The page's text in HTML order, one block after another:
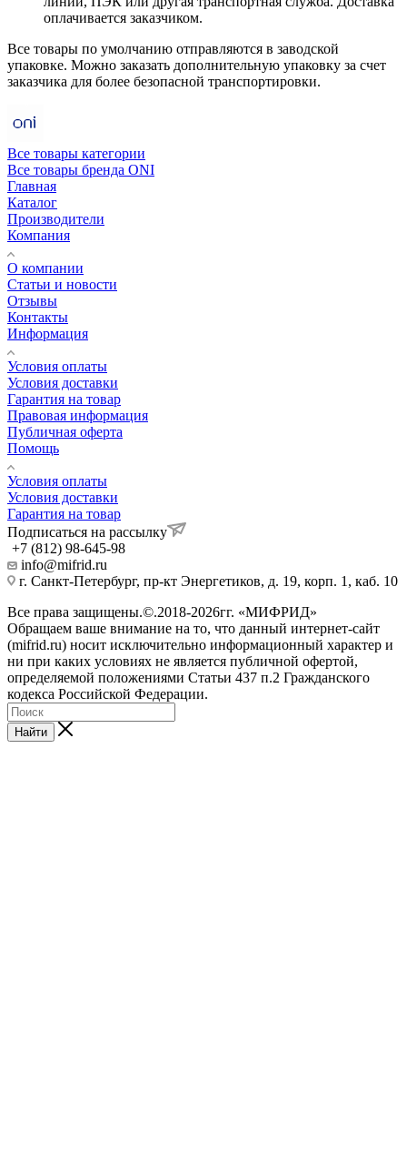
оплачивается заказчиком.
Все товары по умолчанию отправляются в заводской
упаковке. Можно заказать дополнительную упаковку за счет
заказчика для более безопасной транспортировки.
Все товары категории
Все товары бренда ONI
Главная
Каталог
Производители
Компания
О компании
Статьи и новости
Отзывы
Контакты
Информация
Условия оплаты
Условия доставки
Гарантия на товар
Правовая информация
Публичная оферта
Помощь
Условия оплаты
Условия доставки
Гарантия на товар
Подписаться на рассылку
+7 (812) 98-645-98
info@mifrid.ru
г. Санкт-Петербург, пр-кт Энергетиков, д. 19, корп. 1, каб. 10
Все права защищены.©.2018-2026гг. «МИФРИД»
Обращаем ваше внимание на то, что данный интернет-сайт
(mifrid.ru) носит исключительно информационный характер и
ни при каких условиях не является публичной офертой,
определяемой положениями Статьи 437 п.2 Гражданского
кодекса Российской Федерации.
Найти